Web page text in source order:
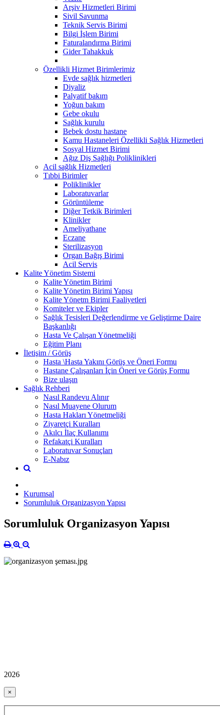
Arşiv Hizmetleri Birimi
Sivil Savunma
Teknik Servis Birimi
Bilgi İşlem Birimi
Faturalandırma Birimi
Gider Tahakkuk
Özellikli Hizmet Birimlerimiz
Evde sağlık hizmetleri
Diyaliz
Palyatif bakım
Yoğun bakım
Gebe okulu
Sağlık kurulu
Bebek dostu hastane
Kamu Hastaneleri Özellikli Sağlık Hizmetleri
Sosyal Hizmet Birimi
Ağız Diş Sağlığı Poliklinikleri
Acil sağlık Hizmetleri
Tıbbi Birimler
Poliklinikler
Laboratuvarlar
Görüntüleme
Diğer Tetkik Birimleri
Klinikler
Ameliyathane
Eczane
Sterilizasyon
Organ Bağış Birimi
Acil Servis
Kalite Yönetim Sistemi
Kalite Yönetim Birimi
Kalite Yönetim Birimi Yapısı
Kalite Yönetm Birimi Faaliyetleri
Komiteler ve Ekipler
Sağlık Tesisleri Değerlendirme ve Geliştirme Daire
Başkanlığı
Hasta Ve Çalışan Yönetmeliği
Eğitim Planı
İletişim / Görüş
Hasta \Hasta Yakını Görüş ve Öneri Formu
Hastane Çalışanları İçin Öneri ve Görüş Formu
Bize ulaşın
Sağlık Rehberi
Nasıl Randevu Alınır
Nasıl Muayene Olurum
Hasta Hakları Yönetmeliği
Ziyaretçi Kuralları
Akılcı İlaç Kullanımı
Refakatçi Kuralları
Laboratuvar Sonuçları
E-Nabız
Kurumsal
Sorumluluk Organizasyon Yapısı
Sorumluluk Organizasyon Yapısı
2026
×